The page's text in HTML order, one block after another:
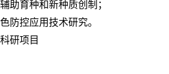
助育种和新种质创制；
防控应用技术研究。
研项目